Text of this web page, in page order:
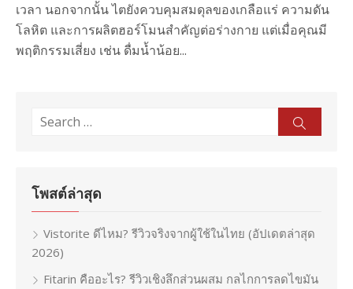
เวลา นอกจากนั้น ไตยังควบคุมสมดุลของเกลือแร่ ความดัน
โลหิต และการผลิตฮอร์โมนสำคัญต่อร่างกาย แต่เมื่อคุณมี
พฤติกรรมเสี่ยง เช่น ดื่มน้ำน้อย...
Search
โพสต์ล่าสุด
Vistorite ดีไหม? รีวิวจริงจากผู้ใช้ในไทย (อัปเดตล่าสุด
2026)
Fitarin คืออะไร? รีวิวเชิงลึกส่วนผสม กลไกการลดไขมัน